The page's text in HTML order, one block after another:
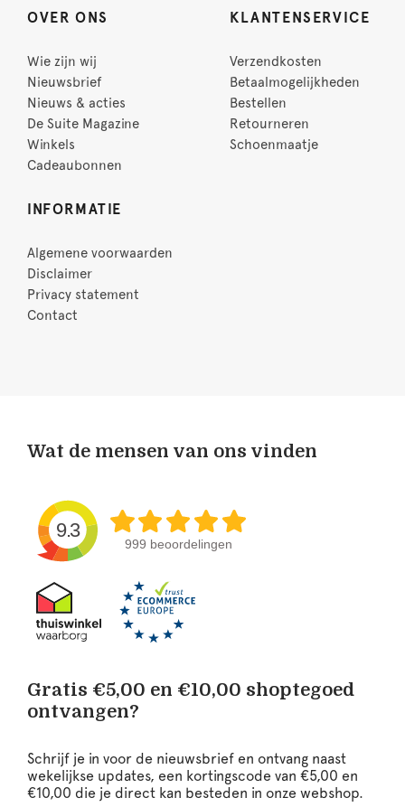
OVER ONS
Wie zijn wij
Nieuwsbrief
Nieuws & acties
De Suite Magazine
Winkels
Cadeaubonnen
KLANTENSERVICE
Verzendkosten
Betaalmogelijkheden
Bestellen
Retourneren
Schoenmaatje
INFORMATIE
Algemene voorwaarden
Disclaimer
Privacy statement
Contact
Wat de mensen van ons vinden
9.3
999 beoordelingen
Gratis €5,00 en €10,00 shoptegoed
ontvangen?
Schrijf je in voor de nieuwsbrief en ontvang naast
wekelijkse updates, een kortingscode van €5,00 en
€10,00 die je direct kan besteden in onze webshop.